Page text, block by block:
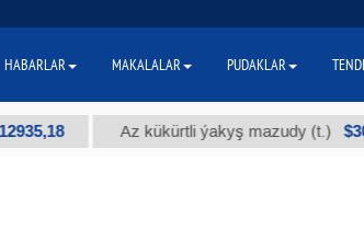
Az kükürtli ýakyş mazudy (t.) $300
HABARLAR MAKALALAR PUDAKLAR